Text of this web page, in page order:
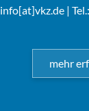
info[at]vkz.de|
mehr